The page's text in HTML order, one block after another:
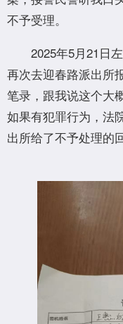
不予受理。
2025年5月21日
再次去迎春路派出所
笔录，跟我说这个大
如果有犯罪行为，法
出所给了不予处理的